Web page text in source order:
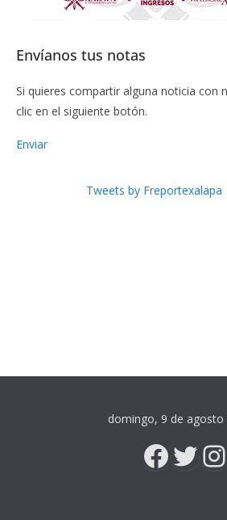
Envíanos tus notas
Si quieres compartir alguna noticia con
clic en el siguiente botón.
Enviar
Tweets by Freportexalapa
domingo, 9 de agosto